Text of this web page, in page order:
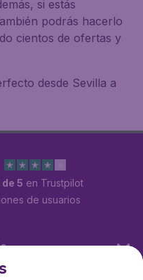
si estás
podrás hacerlo
cientos de ofertas y
desde Sevilla a
de 5 en Trustpilot
de usuarios